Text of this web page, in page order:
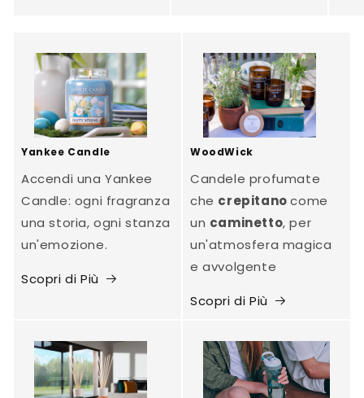
Yankee Candle
Accendi una Yankee
Candle: ogni fragranza
una storia, ogni stanza
un'emozione.
Scopri di Più
WoodWick
Candele profumate
che crepitanocome
un caminetto, per
un'atmosfera magica
e avvolgente
Scopri di Più